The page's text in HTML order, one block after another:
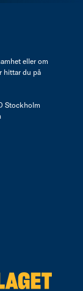
eller om
hittar du på
Stockholm